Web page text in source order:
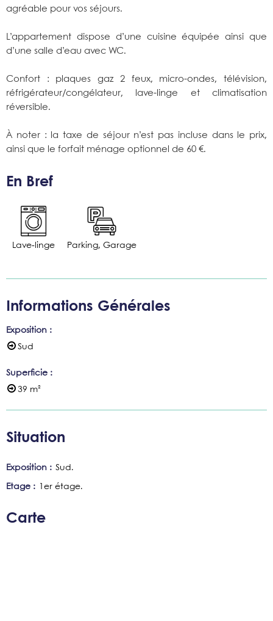
agréable pour vos séjours.
L’appartement dispose d’une cuisine équipée ainsi que
d’une salle d’eau avec WC.
Confort : plaques gaz 2 feux, micro-ondes, télévision,
réfrigérateur/congélateur, lave-linge et climatisation
réversible.
À noter : la taxe de séjour n’est pas incluse dans le prix,
ainsi que le forfait ménage optionnel de 60 €.
En Bref
Lave-linge Parking, Garage
Informations Générales
Exposition :
Sud
Superficie :
39 m²
Situation
Exposition : Sud
Etage : 1er étage
Carte